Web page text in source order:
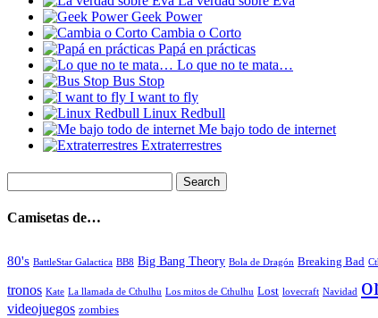
Geek Power
Cambia o Corto
Papá en prácticas
Lo que no te mata…
Bus Stop
I want to fly
Linux Redbull
Me bajo todo de internet
Extraterrestres
Camisetas de…
80's BattleStar Galactica BB8 Big Bang Theory Bola de Dragón Breaking Bad
tronos Kate La llamada de Cthulhu Los mitos de Cthulhu Lost lovecraft Navidad
videojuegos zombies